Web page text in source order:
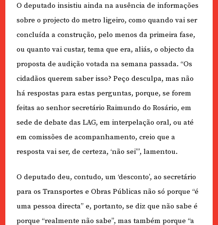
O deputado insistiu ainda na ausência de informações
sobre o projecto do metro ligeiro, como quando vai ser
concluída a construção, pelo menos da primeira fase,
ou quanto vai custar, tema que era, aliás, o objecto da
proposta de audição votada na semana passada. “Os
cidadãos querem saber isso? Peço desculpa, mas não
há respostas para estas perguntas, porque, se forem
feitas ao senhor secretário Raimundo do Rosário, em
sede de debate das LAG, em interpelação oral, ou até
em comissões de acompanhamento, creio que a
resposta vai ser, de certeza, ‘não sei’”, lamentou.
O deputado deu, contudo, um ‘desconto’, ao secretário
para os Transportes e Obras Públicas não só porque “é
uma pessoa directa” e, portanto, se diz que não sabe é
porque “realmente não sabe”, mas também porque “a